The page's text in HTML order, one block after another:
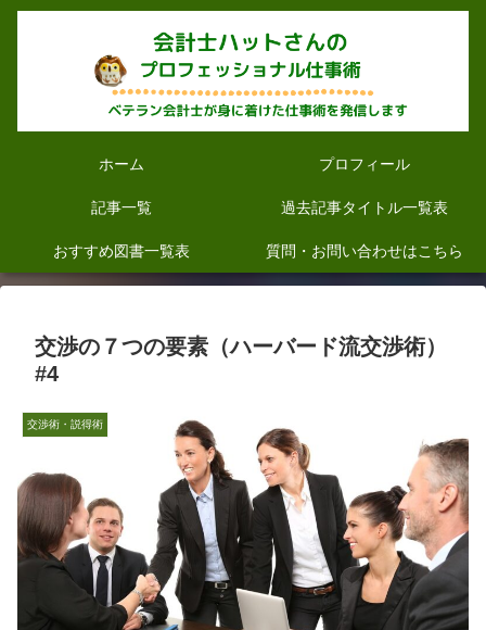
ホーム プロフィール
記事一覧 過去記事タイトル一覧表
おすすめ図書一覧表 質問・お問い合わせはこちら
交渉の７つの要素（ハーバード流交渉術）
#4
交渉術・説得術